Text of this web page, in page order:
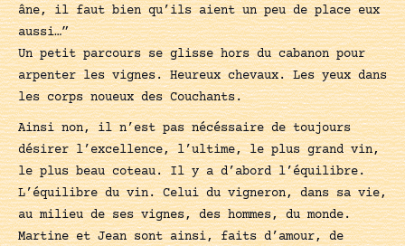
âne, il faut bien qu’ils aient un peu de place eux
aussi…”
Un petit parcours se glisse hors du cabanon pour
arpenter les vignes. Heureux chevaux. Les yeux dans
les corps noueux des Couchants.
Ainsi non, il n’est pas nécéssaire de toujours
désirer l’excellence, l’ultime, le plus grand vin,
le plus beau coteau. Il y a d’abord l’équilibre.
L’équilibre du vin. Celui du vigneron, dans sa vie,
au milieu de ses vignes, des hommes, du monde.
Martine et Jean sont ainsi, faits d’amour, de